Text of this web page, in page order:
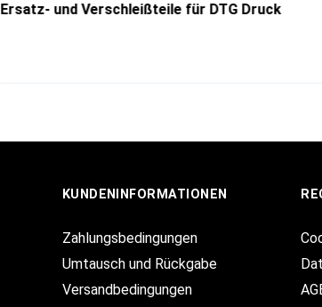
Ersatz- und Verschleißteile für DTG Druck
KUNDENINFORMATIONEN
Zahlungsbedingungen
Umtausch und Rückgabe
Versandbedingungen